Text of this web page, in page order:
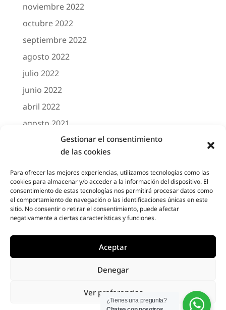
Gestionar el consentimiento
de las cookies
Para ofrecer las mejores experiencias, utilizamos tecnologías como las
cookies para almacenar y/o acceder a la información del dispositivo. El
consentimiento de estas tecnologías nos permitirá procesar datos como
el comportamiento de navegación o las identificaciones únicas en este
sitio. No consentir o retirar el consentimiento, puede afectar
negativamente a ciertas características y funciones.
Aceptar
Denegar
Ver preferencias
noviembre 2022
octubre 2022
septiembre 2022
agosto 2022
julio 2022
junio 2022
abril 2022
agosto 2021
marzo 2021
febrero 2021
octubre 2020
agosto 2020
junio 2020
mayo 2020
Elegant Themes | Powered by
Diseño Web a medida| Childtheme created
¿Tienes una pregunta?